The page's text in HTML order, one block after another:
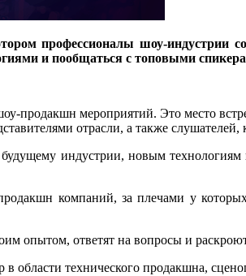
профессионалы шоу-индустрии
и пообщаться с топовыми
мероприятий. Это место
отрасли, а также
индустрии, новым
компаний, за плечами у
опытом, ответят на вопросы и
технического продакшна,